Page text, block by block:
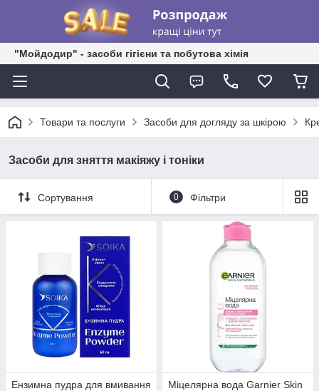
"Мойдодир" - засоби гігієни та побутова хімія
Товари та послуги Засоби для догляду за шкірою
Засоби для зняття макіяжу і тоніки
Сортування 0 Фільтри
Ензимна пудра для вмивання
Міцелярна вода Garnier Skin